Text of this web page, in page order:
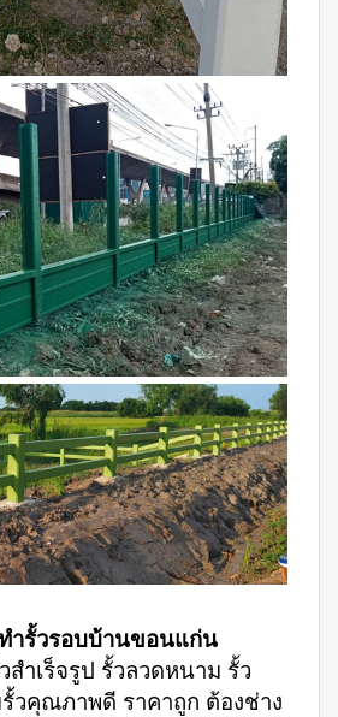
ำรั้วรอบบ้านขอนแก่น
ำเร็จรูป รั้วลวดหนาม รั้ว
วคุณภาพดี ราคาถูก ต้องช่าง